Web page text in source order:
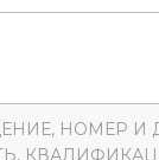
НОМЕР